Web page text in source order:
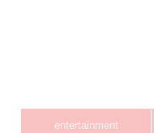
entertainment